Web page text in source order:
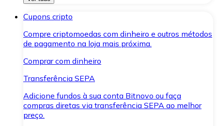
Cupons cripto
Compre criptomoedas com dinheiro e outros métodos
de pagamento na loja mais próxima.
Comprar com dinheiro
Transferência SEPA
Adicione fundos à sua conta Bitnovo ou faça
compras diretas via transferência SEPA ao melhor
preço.